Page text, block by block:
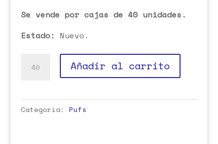
Se vende por cajas de 40 unidades.
Estado: Nuevo.
Bordados
cantidad
Añadir al carrito
Categoría: Pufs